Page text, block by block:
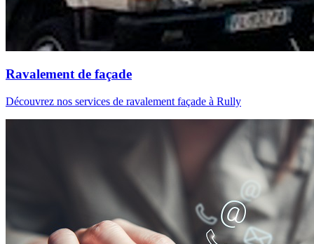
Ravalement de façade
Découvrez nos services de ravalement façade à Rully